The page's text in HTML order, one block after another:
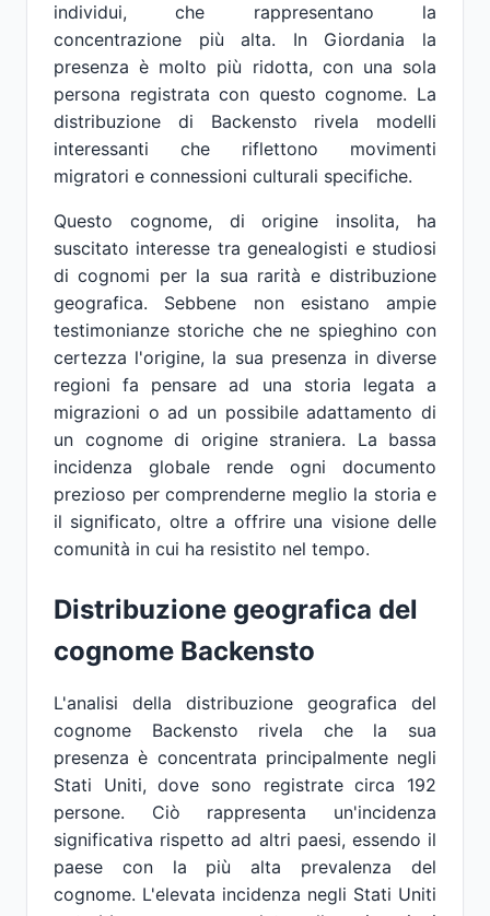
individui, che rappresentano la
concentrazione più alta. In Giordania la
presenza è molto più ridotta, con una sola
persona registrata con questo cognome. La
distribuzione di Backensto rivela modelli
interessanti che riflettono movimenti
migratori e connessioni culturali specifiche.
Questo cognome, di origine insolita, ha
suscitato interesse tra genealogisti e studiosi
di cognomi per la sua rarità e distribuzione
geografica. Sebbene non esistano ampie
testimonianze storiche che ne spieghino con
certezza l'origine, la sua presenza in diverse
regioni fa pensare ad una storia legata a
migrazioni o ad un possibile adattamento di
un cognome di origine straniera. La bassa
incidenza globale rende ogni documento
prezioso per comprenderne meglio la storia e
il significato, oltre a offrire una visione delle
comunità in cui ha resistito nel tempo.
Distribuzione geografica del
cognome Backensto
L'analisi della distribuzione geografica del
cognome Backensto rivela che la sua
presenza è concentrata principalmente negli
Stati Uniti, dove sono registrate circa 192
persone. Ciò rappresenta un'incidenza
significativa rispetto ad altri paesi, essendo il
paese con la più alta prevalenza del
cognome. L'elevata incidenza negli Stati Uniti